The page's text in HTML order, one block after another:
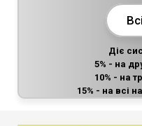
Діє
5% - на
10% - на
15% - на всі